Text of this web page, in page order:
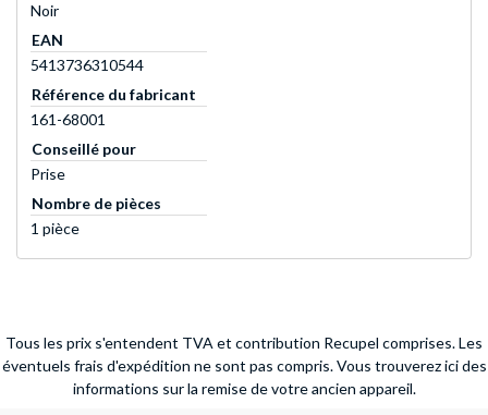
Noir
EAN
5413736310544
Référence du fabricant
161-68001
Conseillé pour
Prise
Nombre de pièces
1 pièce
Tous les prix s'entendent TVA et contribution Recupel comprises. Les
éventuels frais d'expédition ne sont pas compris. Vous trouverez ici des
informations sur la remise de votre ancien appareil.